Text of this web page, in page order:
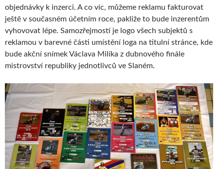
objednávky k inzerci. A co víc, můžeme reklamu fakturovat
ještě v současném účetním roce, pakliže to bude inzerentům
vyhovovat lépe. Samozřejmostí je logo všech subjektů s
reklamou v barevné části umístění loga na titulní stránce, kde
bude akční snímek Václava Milíka z dubnového finále
mistrovství republiky jednotlivců ve Slaném.